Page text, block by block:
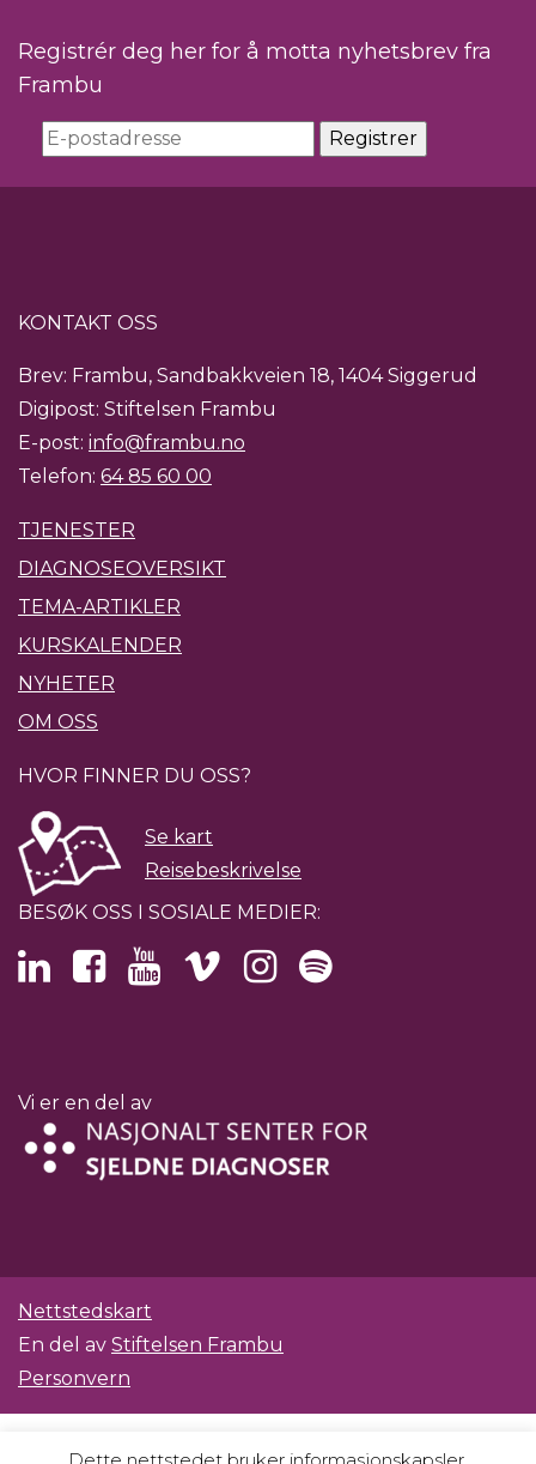
Registrér deg her for å motta nyhetsbrev fra
Frambu
KONTAKT OSS
Brev: Frambu, Sandbakkveien 18, 1404 Siggerud
Digipost: Stiftelsen Frambu
E-post: info@frambu.no
Telefon: 64 85 60 00
TJENESTER
DIAGNOSEOVERSIKT
TEMA-ARTIKLER
KURSKALENDER
NYHETER
OM OSS
HVOR FINNER DU OSS?
Se kart
Reisebeskrivelse
BESØK OSS I SOSIALE MEDIER:
Vi er en del av
Nettstedskart
En del av Stiftelsen Frambu
Personvern